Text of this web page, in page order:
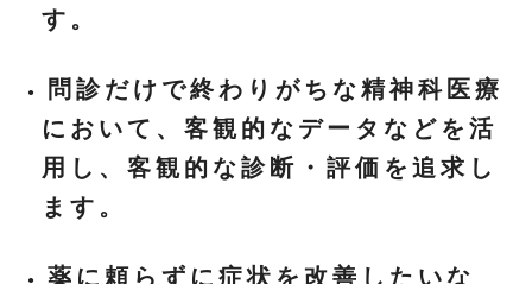
す。
問診だけで終わりがちな精神科医療
において、客観的なデータなどを活
用し、客観的な診断・評価を追求し
ます。
薬に頼らずに症状を改善したいな